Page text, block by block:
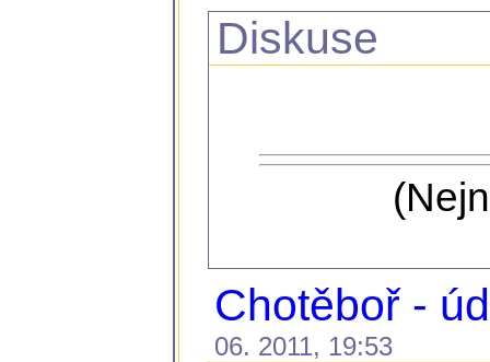
Diskuse
Chotěboř -
06. 2011, 19:53